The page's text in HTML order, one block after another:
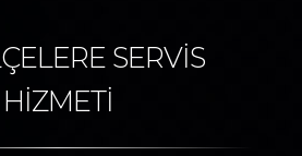
SERVİS
HİZMETİ